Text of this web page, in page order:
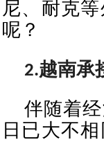
尼、耐克
呢？
2.越南承
伴随着
日已大不